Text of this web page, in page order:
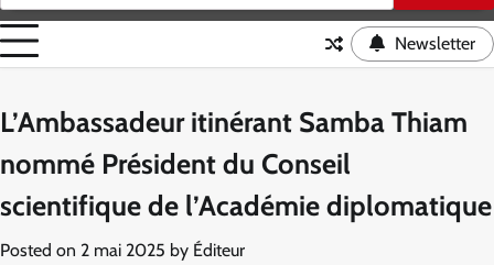
Newsletter
L’Ambassadeur itinérant Samba Thiam
nommé Président du Conseil
scientifique de l’Académie diplomatique
Posted on 2 mai 2025 by Éditeur